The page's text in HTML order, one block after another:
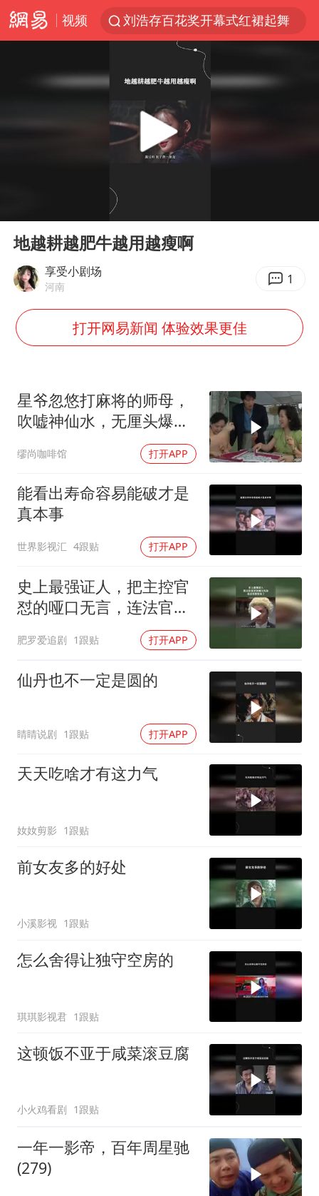
视频
刘浩存百花奖开幕式红裙起舞
张本智和：零封向鹏不意外
用AI造出新病毒意味着什么
美股创4月份以来最大单周涨幅
泰国校园枪击事件已致8死30余伤
多所幼师院校开设养老专业
台州《告全体市民书》：非必要不外出
习近平心系体育强国建设
Play
地越耕越肥牛越用越瘦啊
享受小剧场
河南 1
打开网易新闻 体验效果更佳
星爷忽悠打麻将的师母，
吹嘘神仙水，无厘头爆笑
缪尚咖啡馆 打开APP
能看出寿命容易能破才是
真本事
世界影视汇 4跟贴 打开APP
史上最强证人，把主控官
怼的哑口无言，连法官都
肥罗爱追剧 1跟贴 打开APP
仙丹也不一定是圆的
睛睛说剧 1跟贴 打开APP
天天吃啥才有这力气
奻奻剪影 1跟贴
前女友多的好处
小溪影视 1跟贴
怎么舍得让独守空房的
琪琪影视君 1跟贴
这顿饭不亚于咸菜滚豆腐
小火鸡看剧 1跟贴
一年一影帝，百年周星驰
(279)